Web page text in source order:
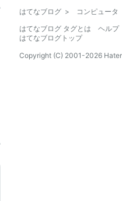
はてなブログ > コンピュータ
はてなブログ タグとは
ヘルプ
はてなブログトップ
Copyright (C) 2001-2026